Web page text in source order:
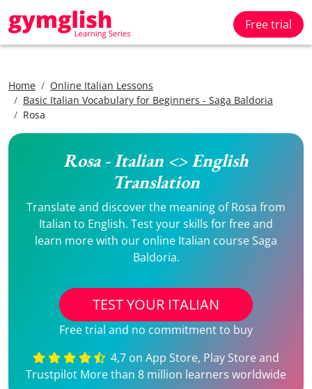
Free trial
Home
Online Italian Lessons
Basic Italian Vocabulary for Beginners - Saga Baldoria
Rosa
Rosa - Italian <> English
Translation
Translate and discover the meaning of Rosa from
Italian to English. Test your skills for free and
learn more with our online Italian course Saga
Baldoria.
TEST YOUR ITALIAN
Free trial and no commitment to buy
4,7 on App Store, Play Store and
Trustpilot More than 8 million learners worldwide